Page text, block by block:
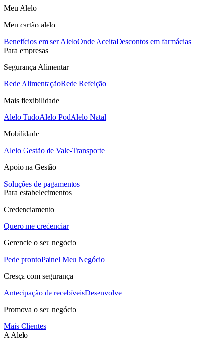
Meu Alelo
Meu cartão alelo
Benefícios em ser AleloOnde AceitaDescontos em farmácias
Para empresas
Segurança Alimentar
Rede AlimentaçãoRede Refeição
Mais flexibilidade
Alelo TudoAlelo PodAlelo Natal
Mobilidade
Alelo Gestão de Vale-Transporte
Apoio na Gestão
Soluções de pagamentos
Para estabelecimentos
Credenciamento
Quero me credenciar
Gerencie o seu negócio
Pede prontoPainel Meu Negócio
Cresça com segurança
Antecipação de recebíveisDesenvolve
Promova o seu negócio
Mais Clientes
A Alelo